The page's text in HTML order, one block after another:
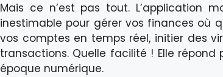
Mais ce n’est pas tout. L’application
inestimable pour gérer vos finances où
vos comptes en temps réel, initier des
transactions. Quelle facilité ! Elle
époque numérique.